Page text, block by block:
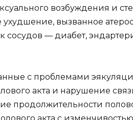
возбуждения и
вызванное
сосудов — диабет,
с проблемами
акта и нарушение
продолжительности